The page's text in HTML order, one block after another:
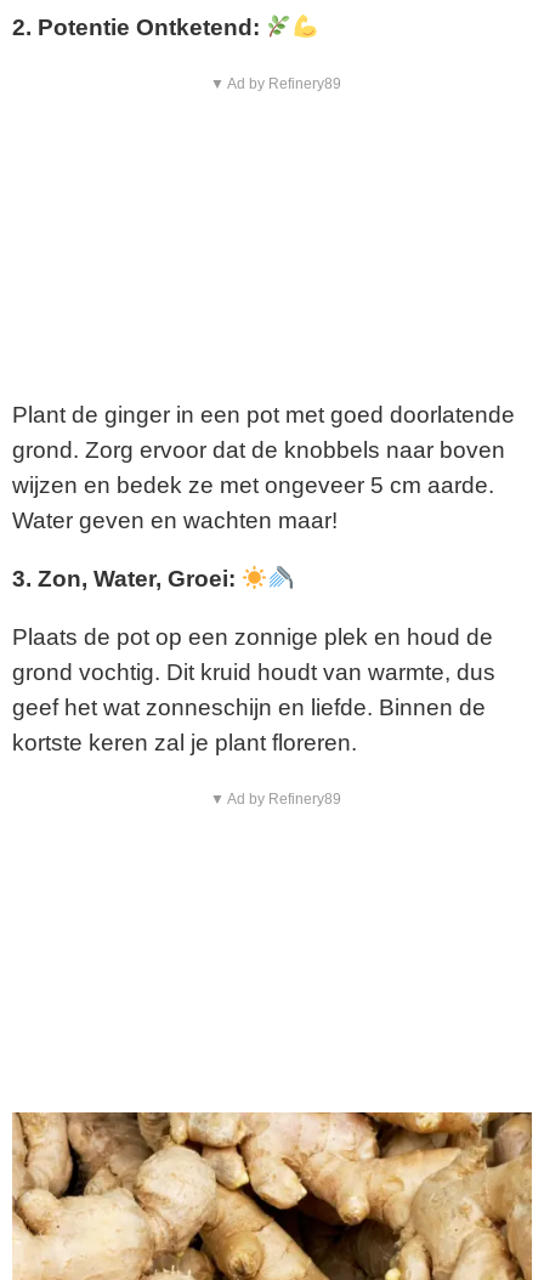
2. Potentie Ontketend:
▼ Ad by Refinery89
Plant de ginger in een pot met goed doorlatende
grond. Zorg ervoor dat de knobbels naar boven
wijzen en bedek ze met ongeveer 5 cm aarde.
Water geven en wachten maar!
3. Zon, Water, Groei:
Plaats de pot op een zonnige plek en houd de
grond vochtig. Dit kruid houdt van warmte, dus
geef het wat zonneschijn en liefde. Binnen de
kortste keren zal je plant floreren.
▼ Ad by Refinery89